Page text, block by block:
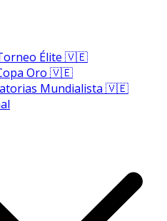
Élite 🇻🇪
Oro 🇻🇪
Mundialista 🇻🇪